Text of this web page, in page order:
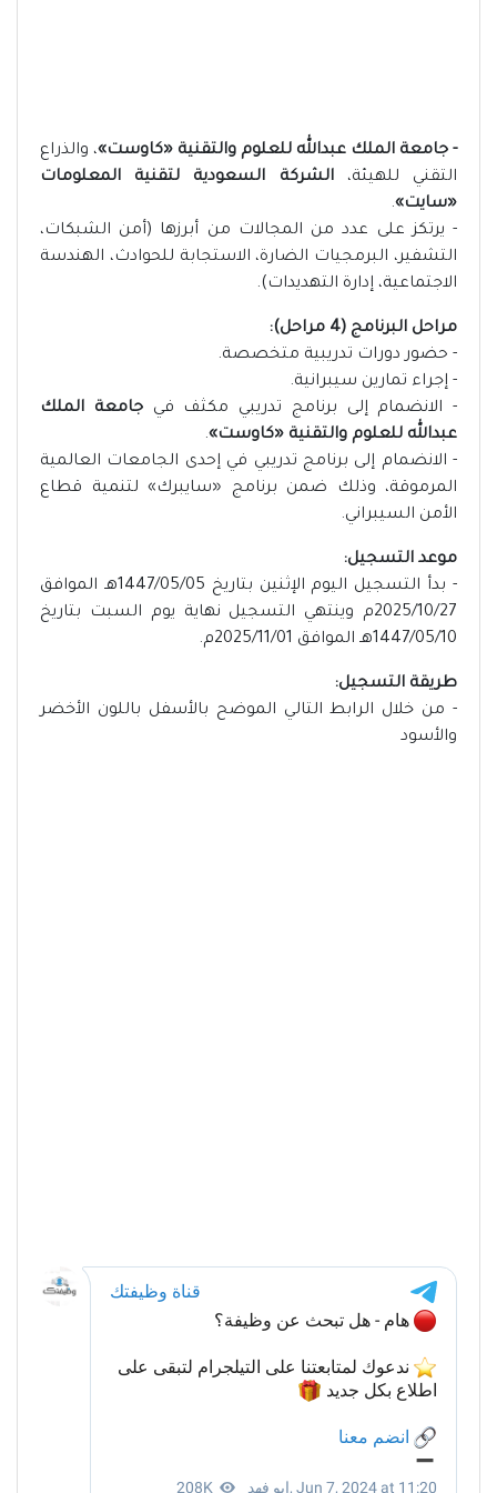
- جامعة الملك عبدالله للعلوم والتقنية «كاوست»، والذراع
التقني للهيئة،الشركة السعودية لتقنية المعلومات
«سايت».
- يرتكز على عدد من المجالات من أبرزها (أمن الشبكات،
التشفير، البرمجيات الضارة، الاستجابة للحوادث، الهندسة
الاجتماعية، إدارة التهديدات).
مراحل البرنامج (4 مراحل):
- حضور دورات تدريبية متخصصة.
- إجراء تمارين سيبرانية.
- الانضمام إلى برنامج تدريبي مكثف فيجامعة الملك
عبدالله للعلوم والتقنية «كاوست».
- الانضمام إلى برنامج تدريبي في إحدى الجامعات العالمية
المرموقة، وذلك ضمن برنامج «سايبرك» لتنمية قطاع
الأمن السيبراني.
موعد التسجيل:
- بدأ التسجيل اليوم الإثنين بتاريخ 1447/05/05هـ الموافق
2025/10/27م وينتهي التسجيل نهاية يوم السبت بتاريخ
1447/05/10هـ الموافق 2025/11/01م.
طريقة التسجيل:
- من خلال الرابط التالي الموضح بالأسفل باللون الأخضر
والأسود